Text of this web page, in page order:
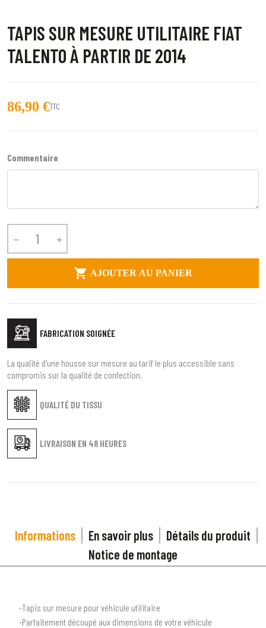
TAPIS SUR MESURE UTILITAIRE FIAT
TALENTO À PARTIR DE 2014
86,90 €TTC
Commentaire
 
 AJOUTER AU PANIER
FABRICATION SOIGNÉE
QUALITÉ DU TISSU
LIVRAISON EN 48 HEURES
La qualité d'une housse sur mesure au tarif le plus accessible sans
compromis sur la qualité de confection.
Informations En savoir plus
Détails du produit
Notice de montage
-Tapis sur mesure pour véhicule utilitaire
-Parfaitement découpé aux dimensions de votre véhicule